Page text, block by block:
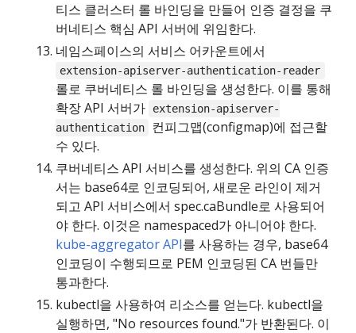
티스 클러스터 롤 바인딩을 만들어 인증 결정을 쿠
버네티스 핵심 API 서버에 위임한다.
네임스페이스의 서비스 어카운트에서
extension-apiserver-authentication-reader
롤로 쿠버네티스 롤 바인딩을 생성한다. 이를 통해
확장 API 서버가
extension-apiserver-
authentication
컨피그맵(configmap)에 접근할
수 있다.
쿠버네티스 API 서비스를 생성한다. 위의 CA 인증
서는 base64로 인코딩되어, 새로운 라인이 제거
되고 API 서비스에서 spec.caBundle로 사용되어
야 한다. 이것은 namespaced가 아니어야 한다.
kube-aggregator API를 사용하는 경우, base64
인코딩이 수행되므로 PEM 인코딩된 CA 번들만
통과한다.
kubectl을 사용하여 리소스를 얻는다. kubectl을
실행하면, "No resources found."가 반환된다. 이